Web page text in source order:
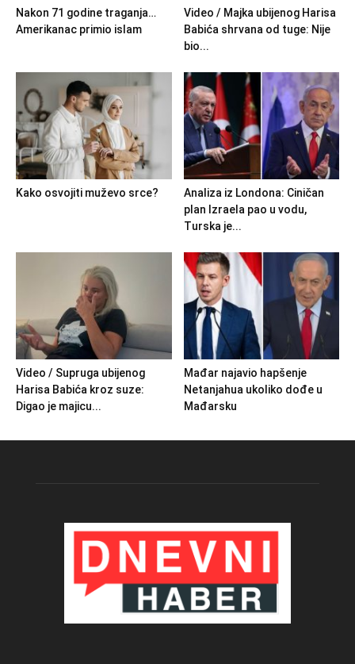
Nakon 71 godine traganja…
Amerikanac primio islam
Video / Majka ubijenog Harisa
Babića shrvana od tuge: Nije
bio...
Kako osvojiti muževo srce?
Analiza iz Londona: Ciničan
plan Izraela pao u vodu,
Turska je...
Video / Supruga ubijenog
Harisa Babića kroz suze:
Digao je majicu...
Mađar najavio hapšenje
Netanjahua ukoliko dođe u
Mađarsku